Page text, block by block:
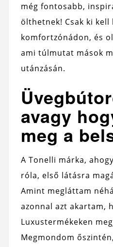
még fontosabb,
ölthetnek! Csak ki kell
komfortzónádon, és
ami túlmutat mások
utánzásán.
avagy
meg a
A Tonelli márka,
róla, első látásra
Amint megláttam
azonnal azt akartam,
Luxustermékeken
Megmondom